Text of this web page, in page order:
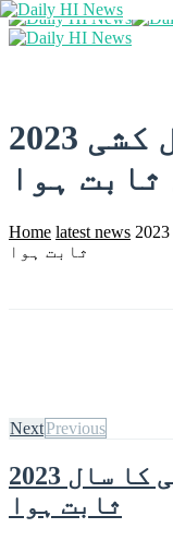
2023 فلسطینیوں کی نسل کشی
ہوا
Home latest news 2023 فلسطینیوں کی نسل کشی کا سال
ثابت ہوا
NextPrevious
2023 فلسطینیوں کی نسل کشی کا سال
ثابت ہوا